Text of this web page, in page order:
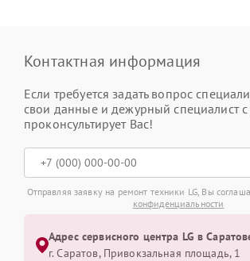
Контактная информация
Если требуется задать вопрос
свои данные и дежурный специалист с
проконсультирует Вас!
Отправляя заявку на ремонт техники LG, Вы
конфиденциальности
Адрес сервисного центра LG в
г. Саратов, Привокзальная площадь, 1